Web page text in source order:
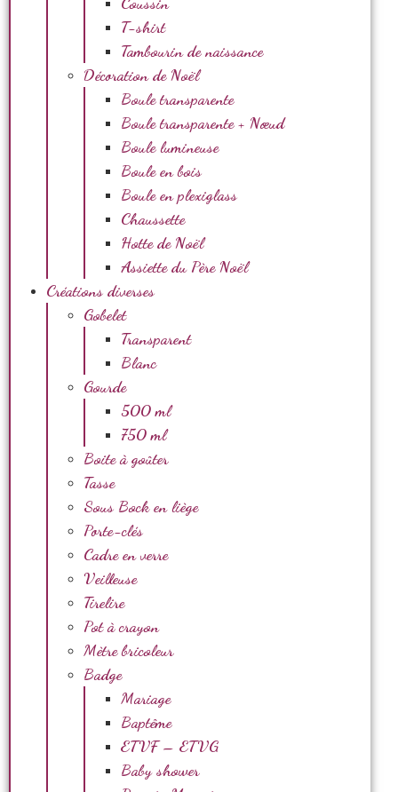
T-shirt
Tambourin de naissance
Décoration de Noël
Boule transparente
Boule transparente + Nœud
Boule lumineuse
Boule en bois
Boule en plexiglass
Chaussette
Hotte de Noël
Assiette du Père Noël
Créations diverses
Gobelet
Transparent
Blanc
Gourde
500 ml
750 ml
Boite à goûter
Tasse
Sous Bock en liège
Porte-clés
Cadre en verre
Veilleuse
Tirelire
Pot à crayon
Mètre bricoleur
Badge
Mariage
Baptême
ETVF – ETVG
Baby shower